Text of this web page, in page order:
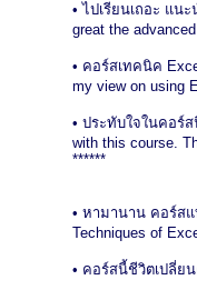
• ไปเรียนเถอะ แน
great the
• คอร์สเทคนิค
my view on using
• ประทับใจในคอร์
with this course.
******
• หามานาน คอร์สแ
Techniques of
• คอร์สนี้ชีวิตเปลี่ยน